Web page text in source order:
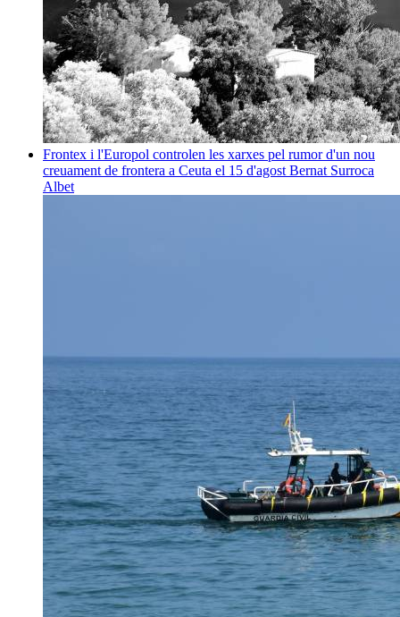
Frontex i l'Europol controlen les xarxes pel rumor d'un nou
creuament de frontera a Ceuta el 15 d'agost Bernat Surroca
Albet